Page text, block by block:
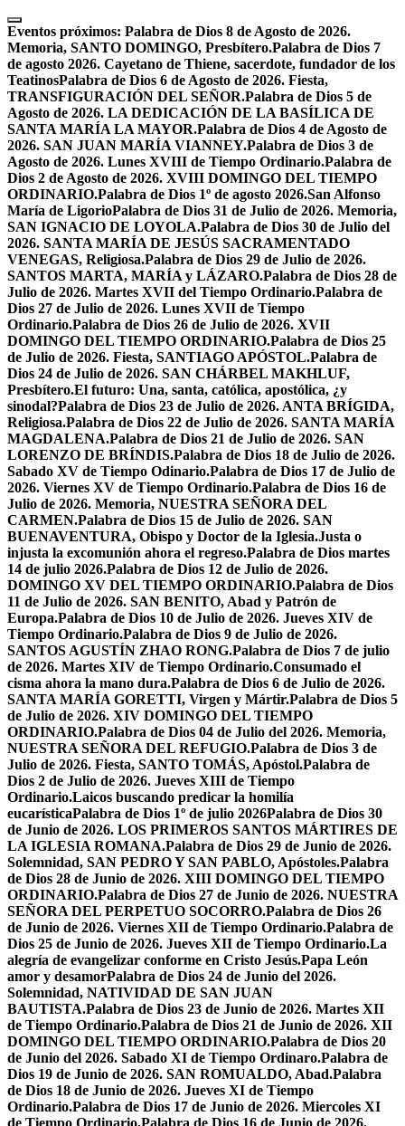
Skip
to
content
Eventos próximos: Palabra de Dios 8 de Agosto de 2026.
Memoria, SANTO DOMINGO, Presbítero.Palabra de Dios 7
de agosto 2026. Cayetano de Thiene, sacerdote, fundador de los
TeatinosPalabra de Dios 6 de Agosto de 2026. Fiesta,
TRANSFIGURACIÓN DEL SEÑOR.Palabra de Dios 5 de
Agosto de 2026. LA DEDICACIÓN DE LA BASÍLICA DE
SANTA MARÍA LA MAYOR.Palabra de Dios 4 de Agosto de
2026. SAN JUAN MARÍA VIANNEY.Palabra de Dios 3 de
Agosto de 2026. Lunes XVIII de Tiempo Ordinario.Palabra de
Dios 2 de Agosto de 2026. XVIII DOMINGO DEL TIEMPO
ORDINARIO.Palabra de Dios 1º de agosto 2026.San Alfonso
María de LigorioPalabra de Dios 31 de Julio de 2026. Memoria,
SAN IGNACIO DE LOYOLA.Palabra de Dios 30 de Julio del
2026. SANTA MARÍA DE JESÚS SACRAMENTADO
VENEGAS, Religiosa.Palabra de Dios 29 de Julio de 2026.
SANTOS MARTA, MARÍA y LÁZARO.Palabra de Dios 28 de
Julio de 2026. Martes XVII del Tiempo Ordinario.Palabra de
Dios 27 de Julio de 2026. Lunes XVII de Tiempo
Ordinario.Palabra de Dios 26 de Julio de 2026. XVII
DOMINGO DEL TIEMPO ORDINARIO.Palabra de Dios 25
de Julio de 2026. Fiesta, SANTIAGO APÓSTOL.Palabra de
Dios 24 de Julio de 2026. SAN CHÁRBEL MAKHLUF,
Presbítero.El futuro: Una, santa, católica, apostólica, ¿y
sinodal?Palabra de Dios 23 de Julio de 2026. ANTA BRÍGIDA,
Religiosa.Palabra de Dios 22 de Julio de 2026. SANTA MARÍA
MAGDALENA.Palabra de Dios 21 de Julio de 2026. SAN
LORENZO DE BRÍNDIS.Palabra de Dios 18 de Julio de 2026.
Sabado XV de Tiempo Odinario.Palabra de Dios 17 de Julio de
2026. Viernes XV de Tiempo Ordinario.Palabra de Dios 16 de
Julio de 2026. Memoria, NUESTRA SEÑORA DEL
CARMEN.Palabra de Dios 15 de Julio de 2026. SAN
BUENAVENTURA, Obispo y Doctor de la Iglesia.Justa o
injusta la excomunión ahora el regreso.Palabra de Dios martes
14 de julio 2026.Palabra de Dios 12 de Julio de 2026.
DOMINGO XV DEL TIEMPO ORDINARIO.Palabra de Dios
11 de Julio de 2026. SAN BENITO, Abad y Patrón de
Europa.Palabra de Dios 10 de Julio de 2026. Jueves XIV de
Tiempo Ordinario.Palabra de Dios 9 de Julio de 2026.
SANTOS AGUSTÍN ZHAO RONG.Palabra de Dios 7 de julio
de 2026. Martes XIV de Tiempo Ordinario.Consumado el
cisma ahora la mano dura.Palabra de Dios 6 de Julio de 2026.
SANTA MARÍA GORETTI, Virgen y Mártir.Palabra de Dios 5
de Julio de 2026. XIV DOMINGO DEL TIEMPO
ORDINARIO.Palabra de Dios 04 de Julio del 2026. Memoria,
NUESTRA SEÑORA DEL REFUGIO.Palabra de Dios 3 de
Julio de 2026. Fiesta, SANTO TOMÁS, Apóstol.Palabra de
Dios 2 de Julio de 2026. Jueves XIII de Tiempo
Ordinario.Laicos buscando predicar la homilía
eucarísticaPalabra de Dios 1º de julio 2026Palabra de Dios 30
de Junio de 2026. LOS PRIMEROS SANTOS MÁRTIRES DE
LA IGLESIA ROMANA.Palabra de Dios 29 de Junio de 2026.
Solemnidad, SAN PEDRO Y SAN PABLO, Apóstoles.Palabra
de Dios 28 de Junio de 2026. XIII DOMINGO DEL TIEMPO
ORDINARIO.Palabra de Dios 27 de Junio de 2026. NUESTRA
SEÑORA DEL PERPETUO SOCORRO.Palabra de Dios 26
de Junio de 2026. Viernes XII de Tiempo Ordinario.Palabra de
Dios 25 de Junio de 2026. Jueves XII de Tiempo Ordinario.La
alegría de evangelizar conforme en Cristo Jesús.Papa León
amor y desamorPalabra de Dios 24 de Junio del 2026.
Solemnidad, NATIVIDAD DE SAN JUAN
BAUTISTA.Palabra de Dios 23 de Junio de 2026. Martes XII
de Tiempo Ordinario.Palabra de Dios 21 de Junio de 2026. XII
DOMINGO DEL TIEMPO ORDINARIO.Palabra de Dios 20
de Junio del 2026. Sabado XI de Tiempo Ordinaro.Palabra de
Dios 19 de Junio de 2026. SAN ROMUALDO, Abad.Palabra
de Dios 18 de Junio de 2026. Jueves XI de Tiempo
Ordinario.Palabra de Dios 17 de Junio de 2026. Miercoles XI
de Tiempo Ordinario.Palabra de Dios 16 de Junio de 2026.